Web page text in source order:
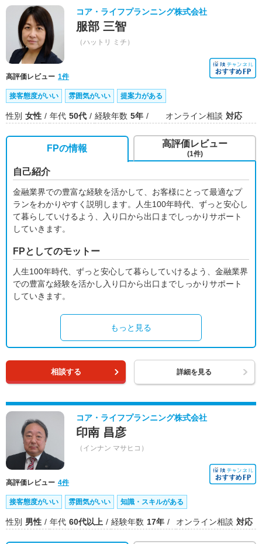
コア・ライフプランニング株式会社
服部 三智
（ハットリ ミチ）
高評価レビュー 1件
接客態度がいい 雰囲気がいい 提案力がある
性別 女性 年代 50代 経験年数 5年 オンライン相談 対応
FPの情報
自己紹介
金融業界での豊富な経験を活かして、お客様にとって最適なプ
ランをわかりやすく説明します。人生100年時代、ずっと安心し
て暮らしていけるよう、入り口から出口までしっかりサポート
していきます。
FPとしてのモットー
人生100年時代、ずっと安心して暮らしていけるよう、金融業界
での豊富な経験を活かし入り口から出口までしっかりサポート
していきます。
もっと見る
高評価レビュー
(1件)
相談する 詳細を見る
コア・ライフプランニング株式会社
印南 昌彦
（インナン マサヒコ）
高評価レビュー 4件
接客態度がいい 雰囲気がいい 知識・スキルがある
性別 男性 年代 60代以上 経験年数 17年 オンライン相談 対応